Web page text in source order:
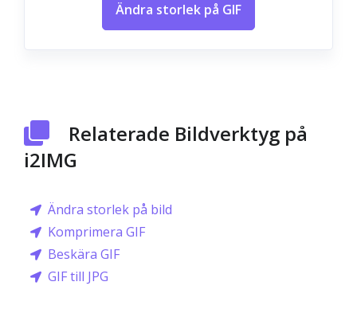
Ändra storlek på GIF
Relaterade Bildverktyg på
i2IMG
Ändra storlek på bild
Komprimera GIF
Beskära GIF
GIF till JPG